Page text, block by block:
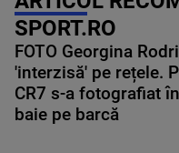
SPORT.RO
FOTO Georgina
'interzisă' pe rețele.
CR7 s-a fotografiat
baie pe barcă